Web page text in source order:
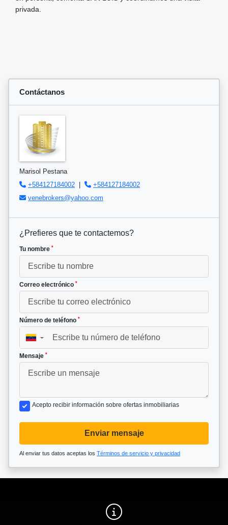
privada.
Contáctanos
Marisol Pestana
+584127184002
+584127184002
venebrokers@yahoo.com
¿Prefieres que te contactemos?
Tu nombre *
Correo electrónico *
Número de teléfono *
▼
Mensaje *
Acepto recibir información sobre ofertas inmobiliarias
Enviar mensaje
Al enviar tus datos aceptas los Términos de servicio y privacidad